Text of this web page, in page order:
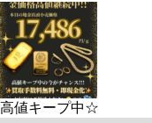
高値キープ中☆